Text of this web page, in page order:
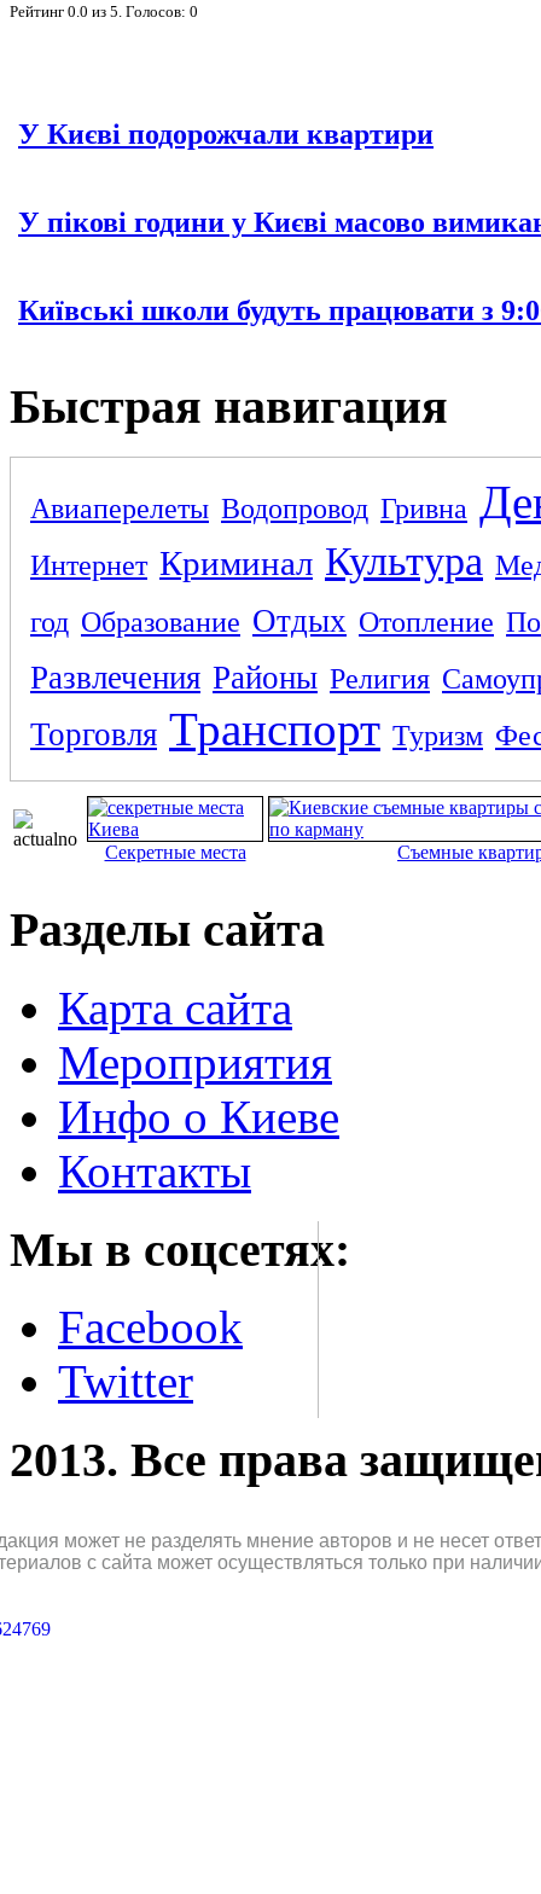
Рейтинг 0.0 из 5 . Голосов: 0
У Києві подорожчали квартири
У пікові години у Києві масово
Київські школи будуть працювати з
Быстрая навигация
Авиаперелеты Водопровод Гривна
Интернет Криминал Культура
год Образование Отдых Отопление
Развлечения Районы Религия
Торговля Транспорт Туризм
Секретные места Съемные
Разделы сайта
Карта сайта
Мероприятия
Инфо о Киеве
Контакты
Мы в соцсетях:
Facebook
Twitter
2013. Все права
может не разделять мнение авторов и не несет
с сайта может осуществляться только при